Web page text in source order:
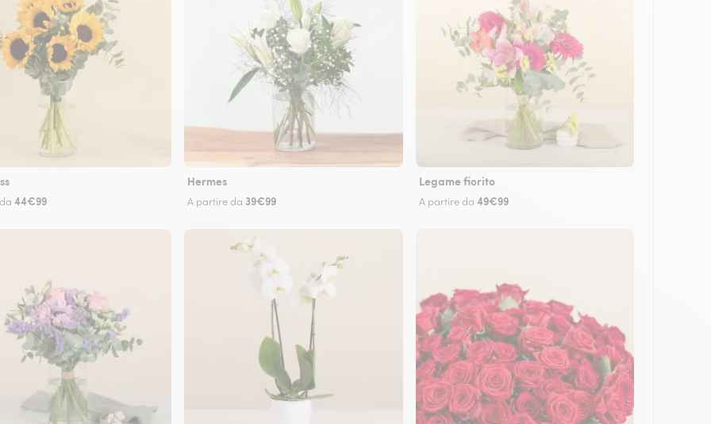
44€99
Hermes
A partire da 39€99
Legame fiorito
A partire da 49€99